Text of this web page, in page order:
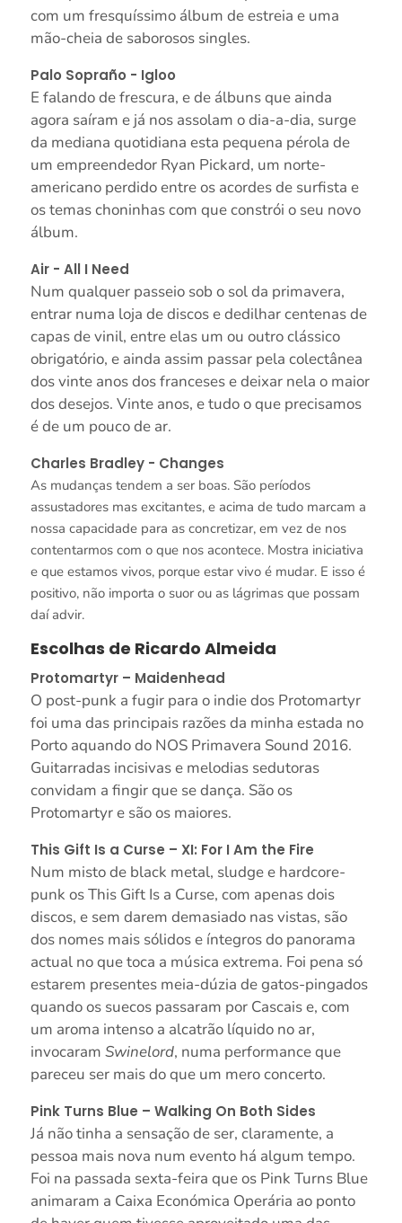
com um fresquíssimo álbum de estreia e uma
mão-cheia de saborosos singles.
Palo Sopraño - Igloo
E falando de frescura, e de álbuns que ainda
agora saíram e já nos assolam o dia-a-dia, surge
da mediana quotidiana esta pequena pérola de
um empreendedor Ryan Pickard, um norte-
americano perdido entre os acordes de surfista e
os temas choninhas com que constrói o seu novo
álbum.
Air - All I Need
Num qualquer passeio sob o sol da primavera,
entrar numa loja de discos e dedilhar centenas de
capas de vinil, entre elas um ou outro clássico
obrigatório, e ainda assim passar pela colectânea
dos vinte anos dos franceses e deixar nela o maior
dos desejos. Vinte anos, e tudo o que precisamos
é de um pouco de ar.
Charles Bradley - Changes
As mudanças tendem a ser boas. São períodos
assustadores mas excitantes, e acima de tudo marcam a
nossa capacidade para as concretizar, em vez de nos
contentarmos com o que nos acontece. Mostra iniciativa
e que estamos vivos, porque estar vivo é mudar. E isso é
positivo, não importa o suor ou as lágrimas que possam
daí advir.
Escolhas de Ricardo Almeida
Protomartyr – Maidenhead
O post-punk a fugir para o indie dos Protomartyr
foi uma das principais razões da minha estada no
Porto aquando do NOS Primavera Sound 2016.
Guitarradas incisivas e melodias sedutoras
convidam a fingir que se dança. São os
Protomartyr e são os maiores.
This Gift Is a Curse – XI: For I Am the Fire
Num misto de black metal, sludge e hardcore-
punk os This Gift Is a Curse, com apenas dois
discos, e sem darem demasiado nas vistas, são
dos nomes mais sólidos e íntegros do panorama
actual no que toca a música extrema. Foi pena só
estarem presentes meia-dúzia de gatos-pingados
quando os suecos passaram por Cascais e, com
um aroma intenso a alcatrão líquido no ar,
invocaram Swinelord, numa performance que
pareceu ser mais do que um mero concerto.
Pink Turns Blue – Walking On Both Sides
Já não tinha a sensação de ser, claramente, a
pessoa mais nova num evento há algum tempo.
Foi na passada sexta-feira que os Pink Turns Blue
animaram a Caixa Económica Operária ao ponto